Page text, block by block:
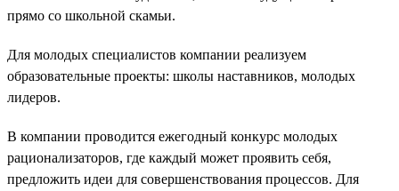
прямо со школьной скамьи.
Для молодых специалистов компании реализуем
образовательные проекты: школы наставников, молодых
лидеров.
В компании проводится ежегодный конкурс молодых
рационализаторов, где каждый может проявить себя,
предложить идеи для совершенствования процессов. Для